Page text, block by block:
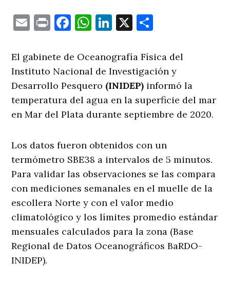
EmailPrintFacebook
WhatsApp
LinkedIn
X
El gabinete de Oceanografía Física del
Instituto Nacional de Investigación y
Desarrollo Pesquero (INIDEP) informó la
temperatura del agua en la superficie del mar
en Mar del Plata durante septiembre de 2020.
Los datos fueron obtenidos con un
termómetro SBE38 a intervalos de 5 minutos.
Para validar las observaciones se las compara
con mediciones semanales en el muelle de la
escollera Norte y con el valor medio
climatológico y los límites promedio estándar
mensuales calculados para la zona (Base
Regional de Datos Oceanográficos BaRDO-
INIDEP).